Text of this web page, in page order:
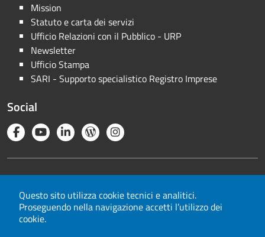
Questo sito utilizza cookie tecnici e analitici.
Proseguendo nella navigazione accetti l’utilizzo dei
cookie.
Mission
Statuto e carta dei servizi
Ufficio Relazioni con il Pubblico - URP
Newsletter
Ufficio Stampa
SARI - Supporto specialistico Registro Imprese
Social
Note legali
Privacy
Cookie
Mappa del sito